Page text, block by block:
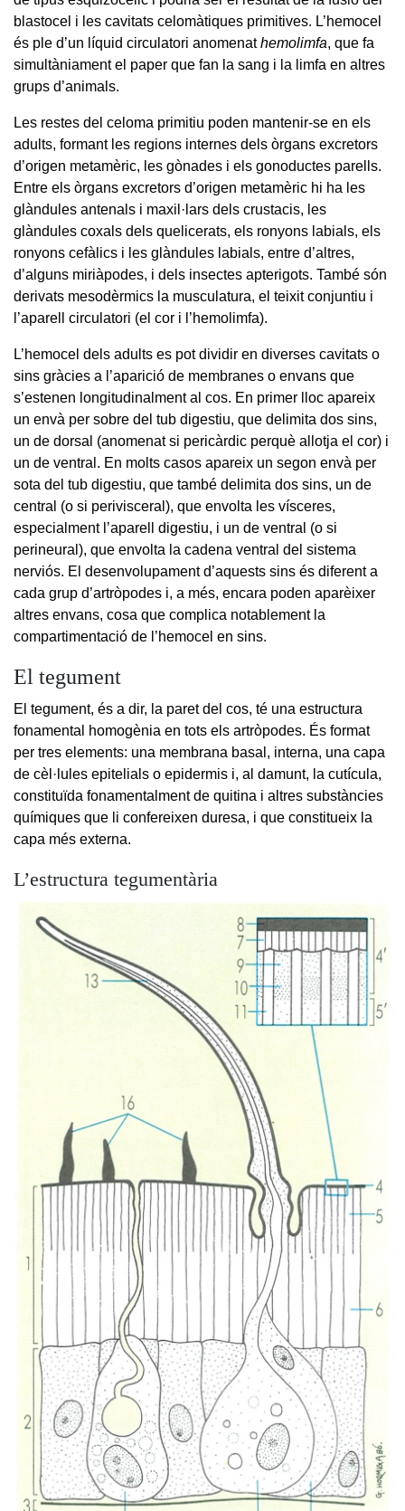
blastocel i les cavitats celomàtiques primitives. L’hemocel
és ple d’un líquid circulatori anomenathemolimfa, que fa
simultàniament el paper que fan la sang i la limfa en altres
grups d’animals.
Les restes del celoma primitiu poden mantenir-se en els
adults, formant les regions internes dels òrgans excretors
d’origen metamèric, les gònades i els gonoductes parells.
Entre els òrgans excretors d’origen metamèric hi ha les
glàndules antenals i maxil·lars dels crustacis, les
glàndules coxals dels quelicerats, els ronyons labials, els
ronyons cefàlics i les glàndules labials, entre d’altres,
d’alguns miriàpodes, i dels insectes apterigots. També són
derivats mesodèrmics la musculatura, el teixit conjuntiu i
l’aparell circulatori (el cor i l’hemolimfa).
L’hemocel dels adults es pot dividir en diverses cavitats o
sins gràcies a l’aparició de membranes o envans que
s’estenen longitudinalment al cos. En primer lloc apareix
un envà per sobre del tub digestiu, que delimita dos sins,
un de dorsal (anomenat si pericàrdic perquè allotja el cor) i
un de ventral. En molts casos apareix un segon envà per
sota del tub digestiu, que també delimita dos sins, un de
central (o si perivisceral), que envolta les vísceres,
especialment l’aparell digestiu, i un de ventral (o si
perineural), que envolta la cadena ventral del sistema
nerviós. El desenvolupament d’aquests sins és diferent a
cada grup d’artròpodes i, a més, encara poden aparèixer
altres envans, cosa que complica notablement la
compartimentació de l’hemocel en sins.
El tegument
El tegument, és a dir, la paret del cos, té una estructura
fonamental homogènia en tots els artròpodes. És format
per tres elements: una membrana basal, interna, una capa
de cèl·lules epitelials o epidermis i, al damunt, la cutícula,
constituïda fonamentalment de quitina i altres substàncies
químiques que li confereixen duresa, i que constitueix la
capa més externa.
L’estructura tegumentària